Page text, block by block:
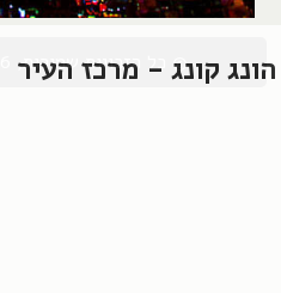
הונג קונג - מרכז העיר
© כל הזכויות שמורות, 2004-2026, אורן שץ